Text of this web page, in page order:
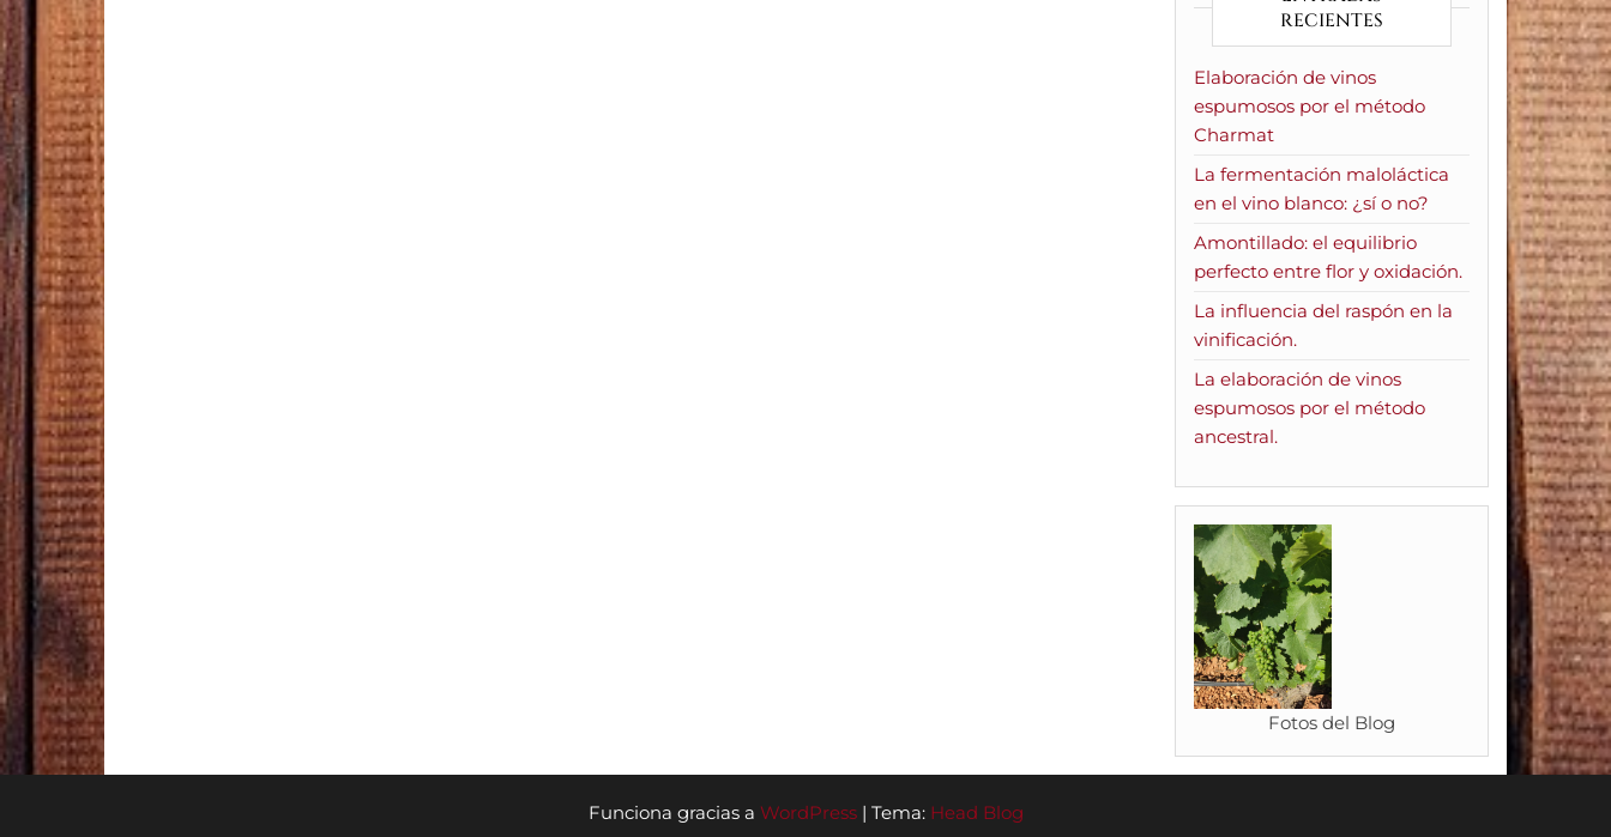
RECIENTES
Elaboración de vinos
espumosos por el método
Charmat
La fermentación maloláctica
en el vino blanco: ¿sí o no?
Amontillado: el equilibrio
perfecto entre flor y oxidación.
La influencia del raspón en la
vinificación.
La elaboración de vinos
espumosos por el método
ancestral.
Fotos del Blog
Funciona gracias a WordPress | Tema: Head Blog